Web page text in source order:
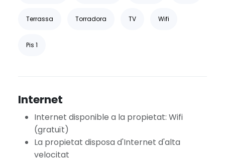
Terrassa Torradora TV Wifi
Pis 1
Internet
Internet disponible a la propietat: Wifi
(gratuït)
La propietat disposa d'Internet d'alta
velocitat